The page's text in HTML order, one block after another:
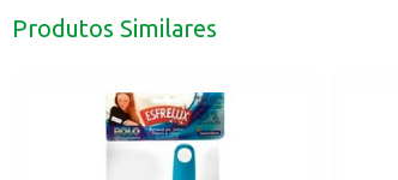
Produtos Similares